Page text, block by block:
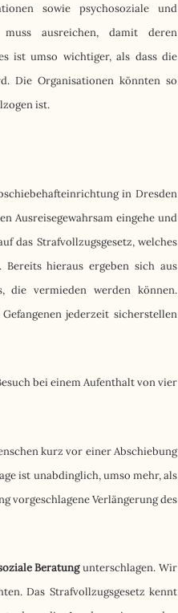
sowie psychosoziale und
ausreichen, damit deren
ist umso wichtiger, als dass die
Die Organisationen könnten so
ist.
in Dresden
Ausreisegewahrsam eingehe und
das Strafvollzugsgesetz, welches
Bereits hieraus ergeben sich aus
die vermieden werden können.
jederzeit sicherstellen
bei einem Aufenthalt von vier
kurz vor einer Abschiebung
ist unabdinglich, umso mehr, als
vorgeschlagene Verlängerung des
Beratungunterschlagen. Wir
Das Strafvollzugsgesetz kennt